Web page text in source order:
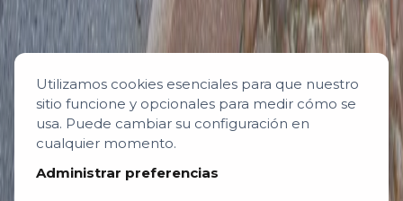
Utilizamos cookies esenciales para que nuestro
sitio funcione y opcionales para medir cómo se
usa. Puede cambiar su configuración en
cualquier momento.
Administrar preferencias